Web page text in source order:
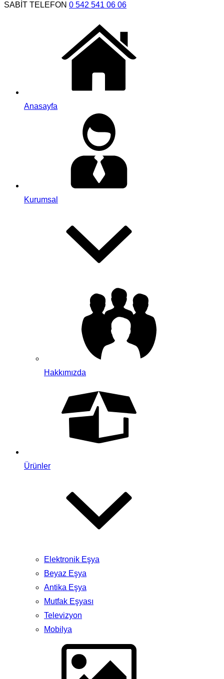
SABİT TELEFON 0 542 541 06 06
Anasayfa
Kurumsal
Hakkımızda
Ürünler
Elektronik Eşya
Beyaz Eşya
Antika Eşya
Mutfak Eşyası
Televizyon
Mobilya